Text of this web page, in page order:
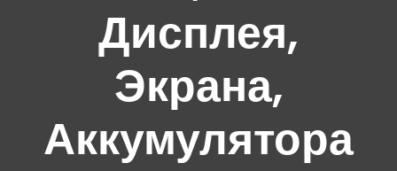
Дисплея,
Экрана,
Аккумулятора